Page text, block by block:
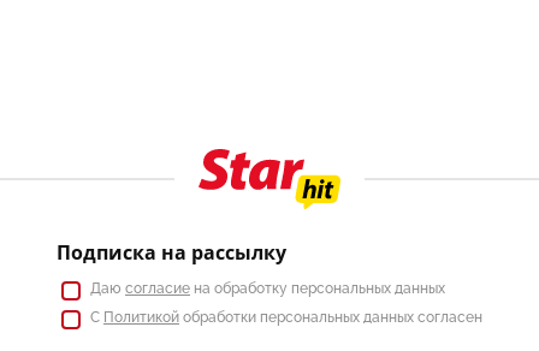
Подписка на рассылку
Даю согласие на обработку персональных данных
С Политикой обработки персональных данных согласен